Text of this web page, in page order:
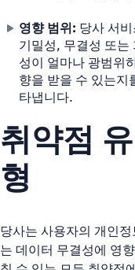
영향 범위: 당사 서비
기밀성, 무결성 또는
성이 얼마나 광범위
향을 받을 수 있는지
타냅니다.
취약점 유
형
당사는 사용자의 개인정
는 데이터 무결성에 영